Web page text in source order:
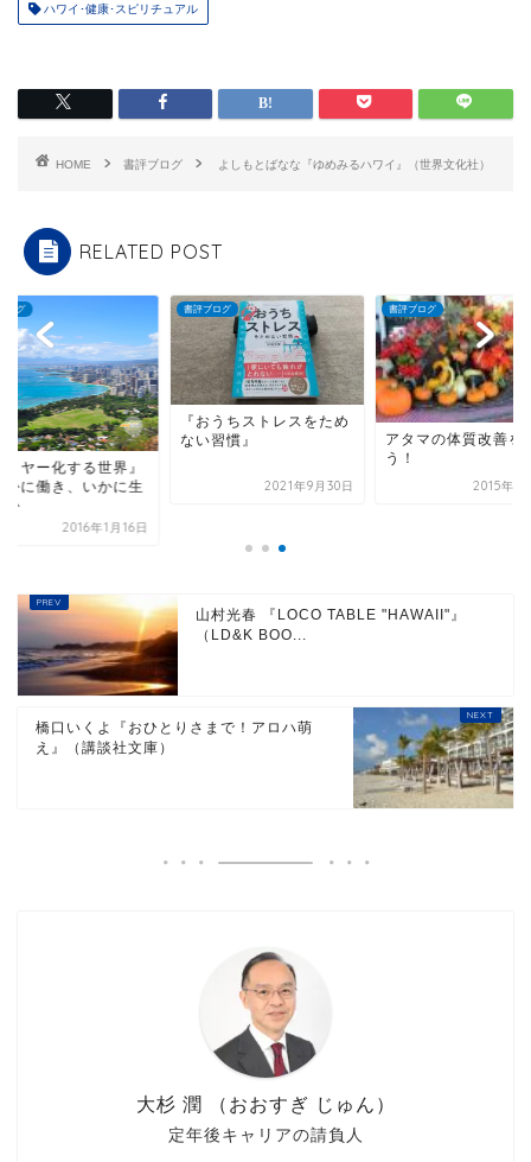
ハワイ･健康･スピリチュアル
HOME 書評ブログ よしもとばなな『ゆめみるハワイ』（世界文化社）
RELATED POST
ログ
イヤー化する世界』
かに働き、いかに生
か
2016年1月16日
書評ブログ
『おうちストレスをため
ない習慣』
2021年9月30日
書評ブログ
アタマの体質改善を
う！
2015年1
山村光春 『LOCO TABLE "HAWAII"』
（LD&K BOO...
橋口いくよ『おひとりさまで！アロハ萌
え』（講談社文庫）
定年後キャリアの請負人
大杉 潤 （おおすぎ じゅん）